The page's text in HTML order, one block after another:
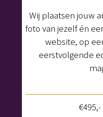
Wij plaatsen jouw
foto van jezelf én
website, op
eerstvolgende